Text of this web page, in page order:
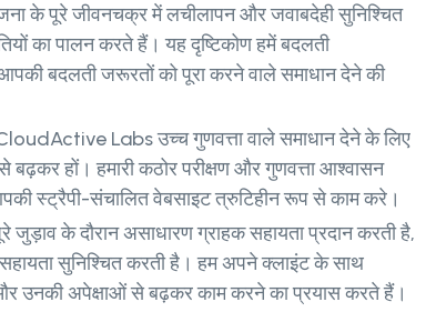
के पूरे जीवनचक्र में लचीलापन और जवाबदेही सुनिश्चित
का पालन करते हैं। यह दृष्टिकोण हमें बदलती
बदलती जरूरतों को पूरा करने वाले समाधान देने की
Labs उच्च गुणवत्ता वाले समाधान देने के लिए
बढ़कर हों। हमारी कठोर परीक्षण और गुणवत्ता आश्वासन
स्ट्रैपी-संचालित वेबसाइट त्रुटिहीन रूप से काम करे।
जुड़ाव के दौरान असाधारण ग्राहक सहायता प्रदान करती है,
सुनिश्चित करती है। हम अपने क्लाइंट के साथ
उनकी अपेक्षाओं से बढ़कर काम करने का प्रयास करते हैं।